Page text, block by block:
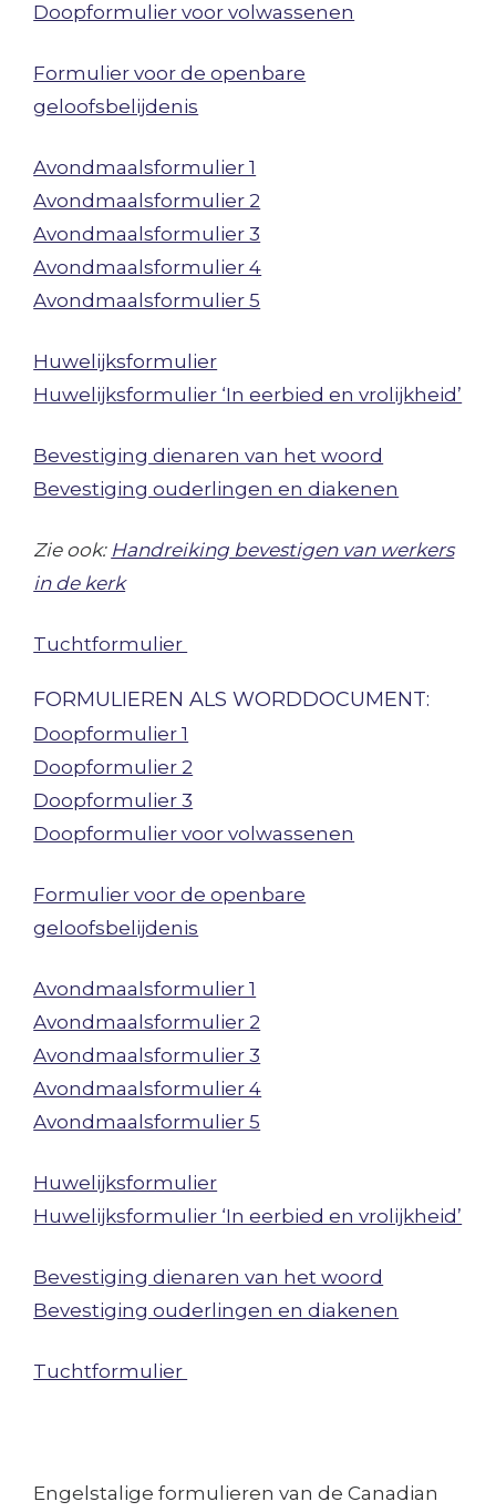
Doopformulier voor volwassenen
Formulier voor de openbare
geloofsbelijdenis
Avondmaalsformulier 1
Avondmaalsformulier 2
Avondmaalsformulier 3
Avondmaalsformulier 4
Avondmaalsformulier 5
Huwelijksformulier
Huwelijksformulier ‘In eerbied en vrolijkheid’
Bevestiging dienaren van het woord
Bevestiging ouderlingen en diakenen
Zie ook: Handreiking bevestigen van werkers
in de kerk
Tuchtformulier
FORMULIEREN ALS WORDDOCUMENT:
Doopformulier 1
Doopformulier 2
Doopformulier 3
Doopformulier voor volwassenen
Formulier voor de openbare
geloofsbelijdenis
Avondmaalsformulier 1
Avondmaalsformulier 2
Avondmaalsformulier 3
Avondmaalsformulier 4
Avondmaalsformulier 5
Huwelijksformulier
Huwelijksformulier ‘In eerbied en vrolijkheid’
Bevestiging dienaren van het woord
Bevestiging ouderlingen en diakenen
Tuchtformulier
Engelstalige formulieren van de Canadian